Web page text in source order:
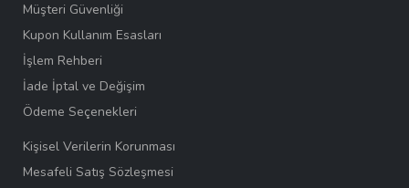
Müşteri Güvenliği
Kupon Kullanım Esasları
İşlem Rehberi
İade İptal ve Değişim
Ödeme Seçenekleri
Kişisel Verilerin Korunması
Mesafeli Satış Sözleşmesi